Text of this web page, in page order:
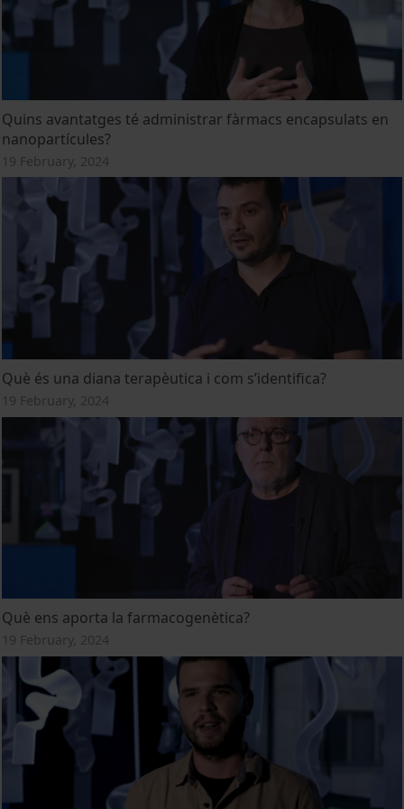
Quins avantatges té administrar fàrmacs encapsulats en
nanopartícules?
19 February, 2024
Què és una diana terapèutica i com s’identifica?
19 February, 2024
Què ens aporta la farmacogenètica?
19 February, 2024